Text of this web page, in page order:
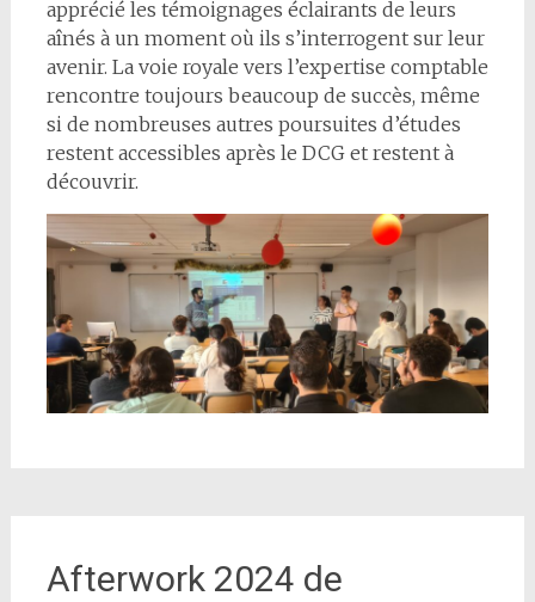
apprécié les témoignages éclairants de leurs
aînés à un moment où ils s’interrogent sur leur
avenir. La voie royale vers l’expertise comptable
rencontre toujours beaucoup de succès, même
si de nombreuses autres poursuites d’études
restent accessibles après le DCG et restent à
découvrir.
Afterwork 2024 de